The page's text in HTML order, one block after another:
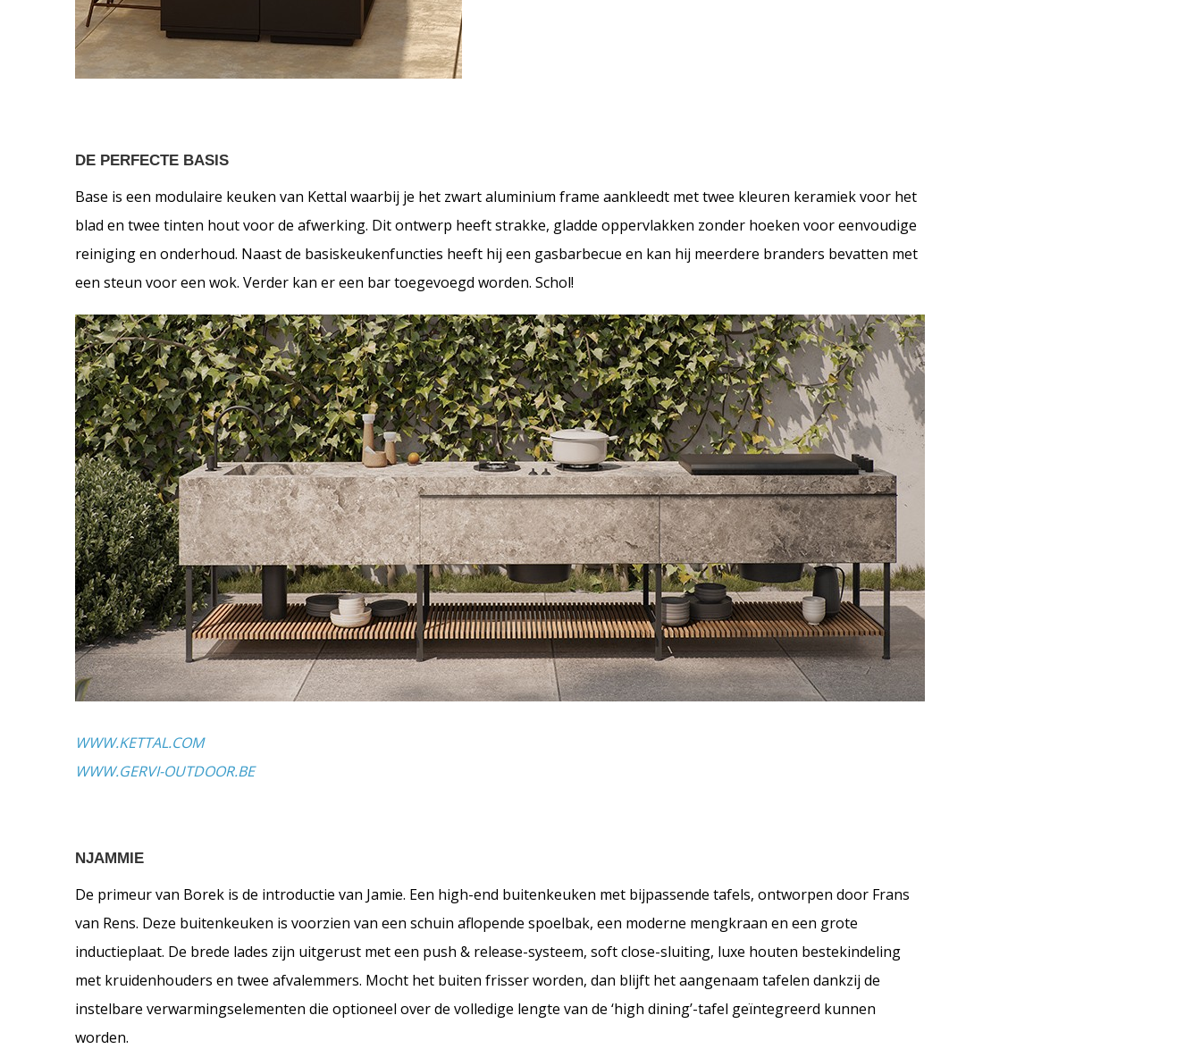
DE PERFECTE BASIS
Base is een modulaire keuken van Kettal waarbij je het zwart aluminium frame aankleedt met twee kleuren keramiek voor het
blad en twee tinten hout voor de afwerking. Dit ontwerp heeft strakke, gladde oppervlakken zonder hoeken voor eenvoudige
reiniging en onderhoud. Naast de basiskeukenfuncties heeft hij een gasbarbecue en kan hij meerdere branders bevatten met
een steun voor een wok. Verder kan er een bar toegevoegd worden. Schol!
WWW.KETTAL.COM
WWW.GERVI-OUTDOOR.BE
NJAMMIE
De primeur van Borek is de introductie van Jamie. Een high-end buitenkeuken met bijpassende tafels, ontworpen door Frans
van Rens. Deze buitenkeuken is voorzien van een schuin aflopende spoelbak, een moderne mengkraan en een grote
inductieplaat. De brede lades zijn uitgerust met een push & release-systeem, soft close-sluiting, luxe houten bestekindeling
met kruidenhouders en twee afvalemmers. Mocht het buiten frisser worden, dan blijft het aangenaam tafelen dankzij de
instelbare verwarmingselementen die optioneel over de volledige lengte van de ‘high dining’-tafel geïntegreerd kunnen
worden.